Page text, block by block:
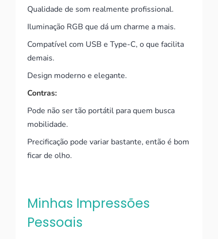
Qualidade de som realmente profissional.
Iluminação RGB que dá um charme a mais.
Compatível com USB e Type-C, o que facilita
demais.
Design moderno e elegante.
Contras:
Pode não ser tão portátil para quem busca
mobilidade.
Precificação pode variar bastante, então é bom
ficar de olho.
Minhas Impressões
Pessoais